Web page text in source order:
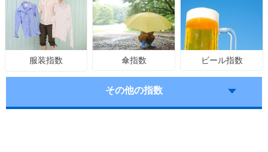
服装指数 傘指数 ビール指数
その他の指数